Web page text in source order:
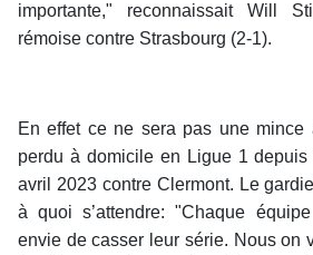
importante," reconnaissait Will
rémoise contre Strasbourg (2-1).
En effet ce ne sera pas une mince
perdu à domicile en Ligue 1 depuis
avril 2023 contre Clermont. Le
à quoi s’attendre: "Chaque
envie de casser leur série. Nous on